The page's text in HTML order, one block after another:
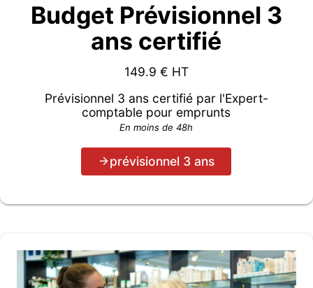
Budget Prévisionnel 3
ans certifié
149.9 € HT
Prévisionnel 3 ans certifié par l'Expert-
comptable pour emprunts
En moins de 48h
prévisionnel 3 ans